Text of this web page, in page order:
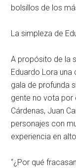
bolsillos de los
La simpleza de
A propósito de la
Eduardo Lora una
gala de profunda
gente no vota
Cárdenas, Juan
personajes con
experiencia en
“¿Por qué